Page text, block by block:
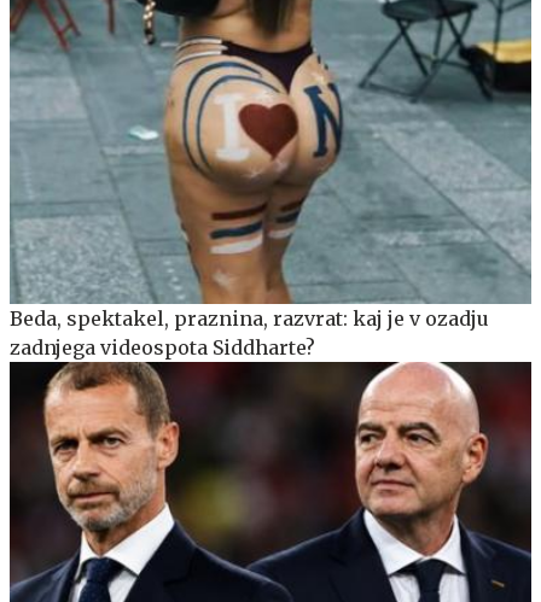
Beda, spektakel, praznina, razvrat: kaj je v ozadju
zadnjega videospota Siddharte?